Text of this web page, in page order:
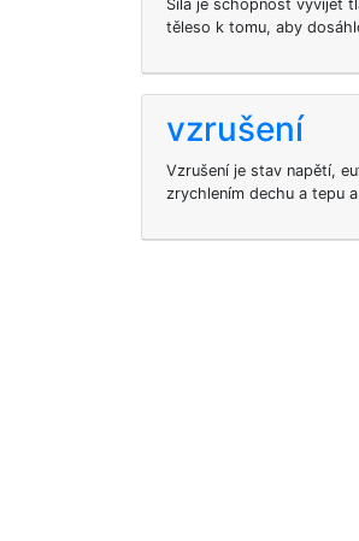
Síla je schopnost vyvíjet
těleso k tomu, aby
vzrušení
Vzrušení je stav napětí,
zrychlením dechu a tepu